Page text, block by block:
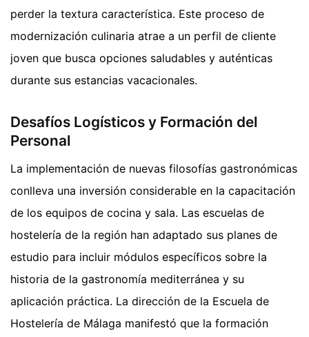
perder la textura característica. Este proceso de
modernización culinaria atrae a un perfil de cliente
joven que busca opciones saludables y auténticas
durante sus estancias vacacionales.
Desafíos Logísticos y Formación del
Personal
La implementación de nuevas filosofías gastronómicas
conlleva una inversión considerable en la capacitación
de los equipos de cocina y sala. Las escuelas de
hostelería de la región han adaptado sus planes de
estudio para incluir módulos específicos sobre la
historia de la gastronomía mediterránea y su
aplicación práctica. La dirección de la Escuela de
Hostelería de Málaga manifestó que la formación